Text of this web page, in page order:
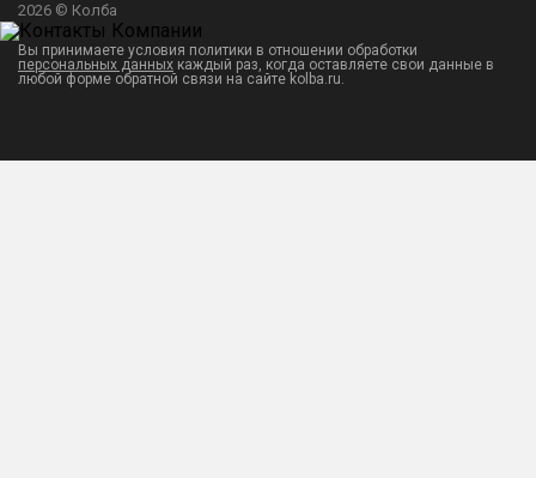
2026 © Колба
Вы принимаете условия политики в отношении обработки
персональных данных каждый раз, когда оставляете свои данные в
любой форме обратной связи на сайте kolba.ru.